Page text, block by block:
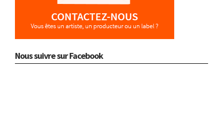
Nous suivre sur Facebook